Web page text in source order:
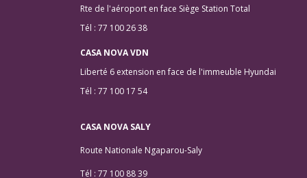
Rte de l'aéroport en face Siège Station Total
Tél : 77 100 26 38
CASA NOVA VDN
Liberté 6 extension en face de l'immeuble Hyundai
Tél : 77 100 17 54
CASA NOVA SALY
Route Nationale Ngaparou-Saly
Tél : 77 100 88 39